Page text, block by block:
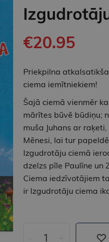
€20.95
Priekpilna
ciema iemītniekiem!
Šajā ciemā vienmēr
mārītes būvē būdiņu;
muša Juhans ar
Mēnesi, lai tur
Izgudrotāju ciemā
dzelzs pīle Paulīne un
Ciema iedzīvotājiem
ir Izgudrotāju ciema